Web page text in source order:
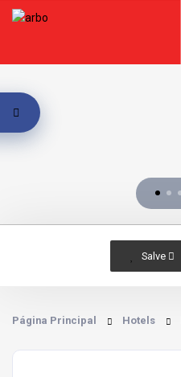
Salve 
Página Principal Hotels